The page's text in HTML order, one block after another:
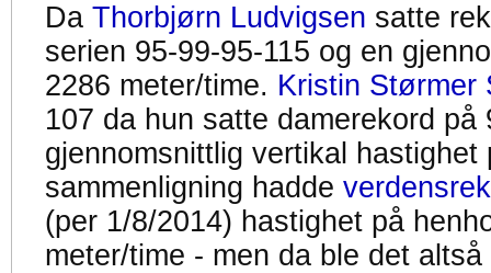
Da Thorbjørn Ludvigsen satte
serien 95-99-95-115 og en
2286 meter/time. Kristin Størmer
107 da hun satte damerekord på
gjennomsnittlig vertikal hastighet
sammenligning hadde
(per 1/8/2014) hastighet på
meter/time - men da ble det